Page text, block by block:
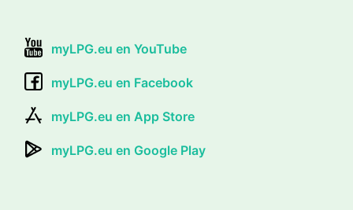
myLPG.eu en YouTube
myLPG.eu en Facebook
myLPG.eu en App Store
myLPG.eu en Google Play